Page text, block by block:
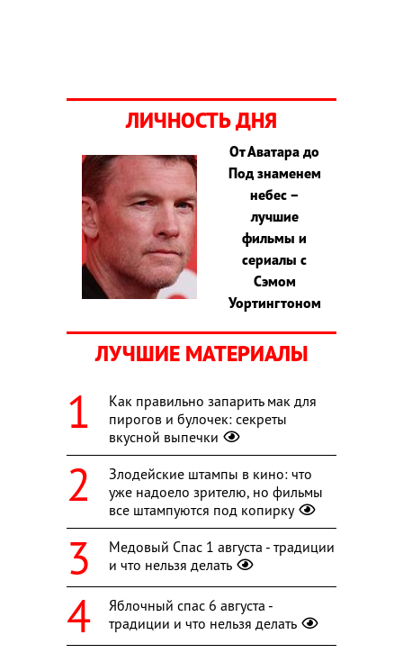
ЛИЧНОСТЬ ДНЯ
От Аватара до
Под знаменем
небес –
лучшие
фильмы и
сериалы с
Сэмом
Уортингтоном
ЛУЧШИЕ МАТЕРИАЛЫ
Как правильно запарить мак для
пирогов и булочек: секреты
вкусной выпечки
Злодейские штампы в кино: что
уже надоело зрителю, но фильмы
все штампуются под копирку
Медовый Спас 1 августа - традиции
и что нельзя делать
Яблочный спас 6 августа -
традиции и что нельзя делать